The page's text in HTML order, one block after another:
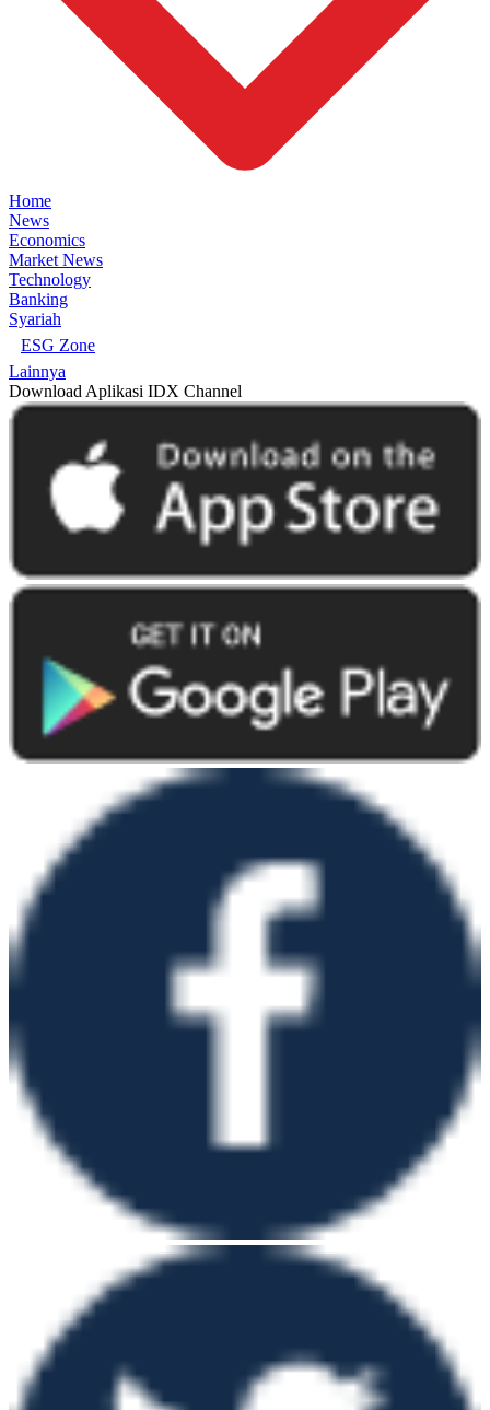
Home
News
Economics
Market News
Technology
Banking
Syariah
ESG Zone
Lainnya
Download Aplikasi IDX Channel